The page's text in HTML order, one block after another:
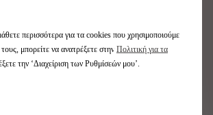
πατώντας το κουμπί "SOS" για
στο κουμπί ""DS"" θα σας φέρει σε
κέντρο βοήθειας.
περισσότερα για τα cookies που χρησιμοποιούμε
τους, μπορείτε να ανατρέξετε στην Πολιτική για τα
την ‘Διαχείριση των Ρυθμίσεών μου’.